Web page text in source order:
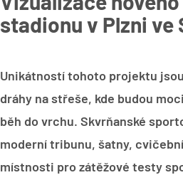
stadionu v Plzni ve
Unikátností tohoto projektu
dráhy na střeše, kde budou
běh do vrchu. Skvrňanské
moderní tribunu, šatny,
místnosti pro zátěžové testy